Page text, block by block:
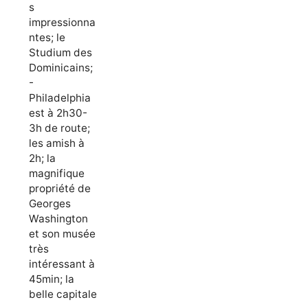
s
impressionna
ntes; le
Studium des
Dominicains;
-
Philadelphia
est à 2h30-
3h de route;
les amish à
2h; la
magnifique
propriété de
Georges
Washington
et son musée
très
intéressant à
45min; la
belle capitale